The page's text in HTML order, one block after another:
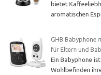
bietet
aromatischen
GHB Babyphone
für Eltern und
Ein Babyphone
Wohlbefinden